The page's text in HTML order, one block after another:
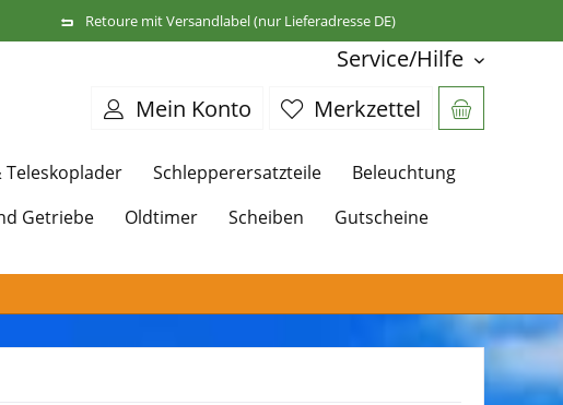
Retoure mit Versandlabel (nur Lieferadresse DE)
Service/Hilfe
Merkzettel
Mein Konto
Teleskoplader Schlepperersatzteile
Beleuchtung
Getriebe Oldtimer Scheiben
Gutscheine